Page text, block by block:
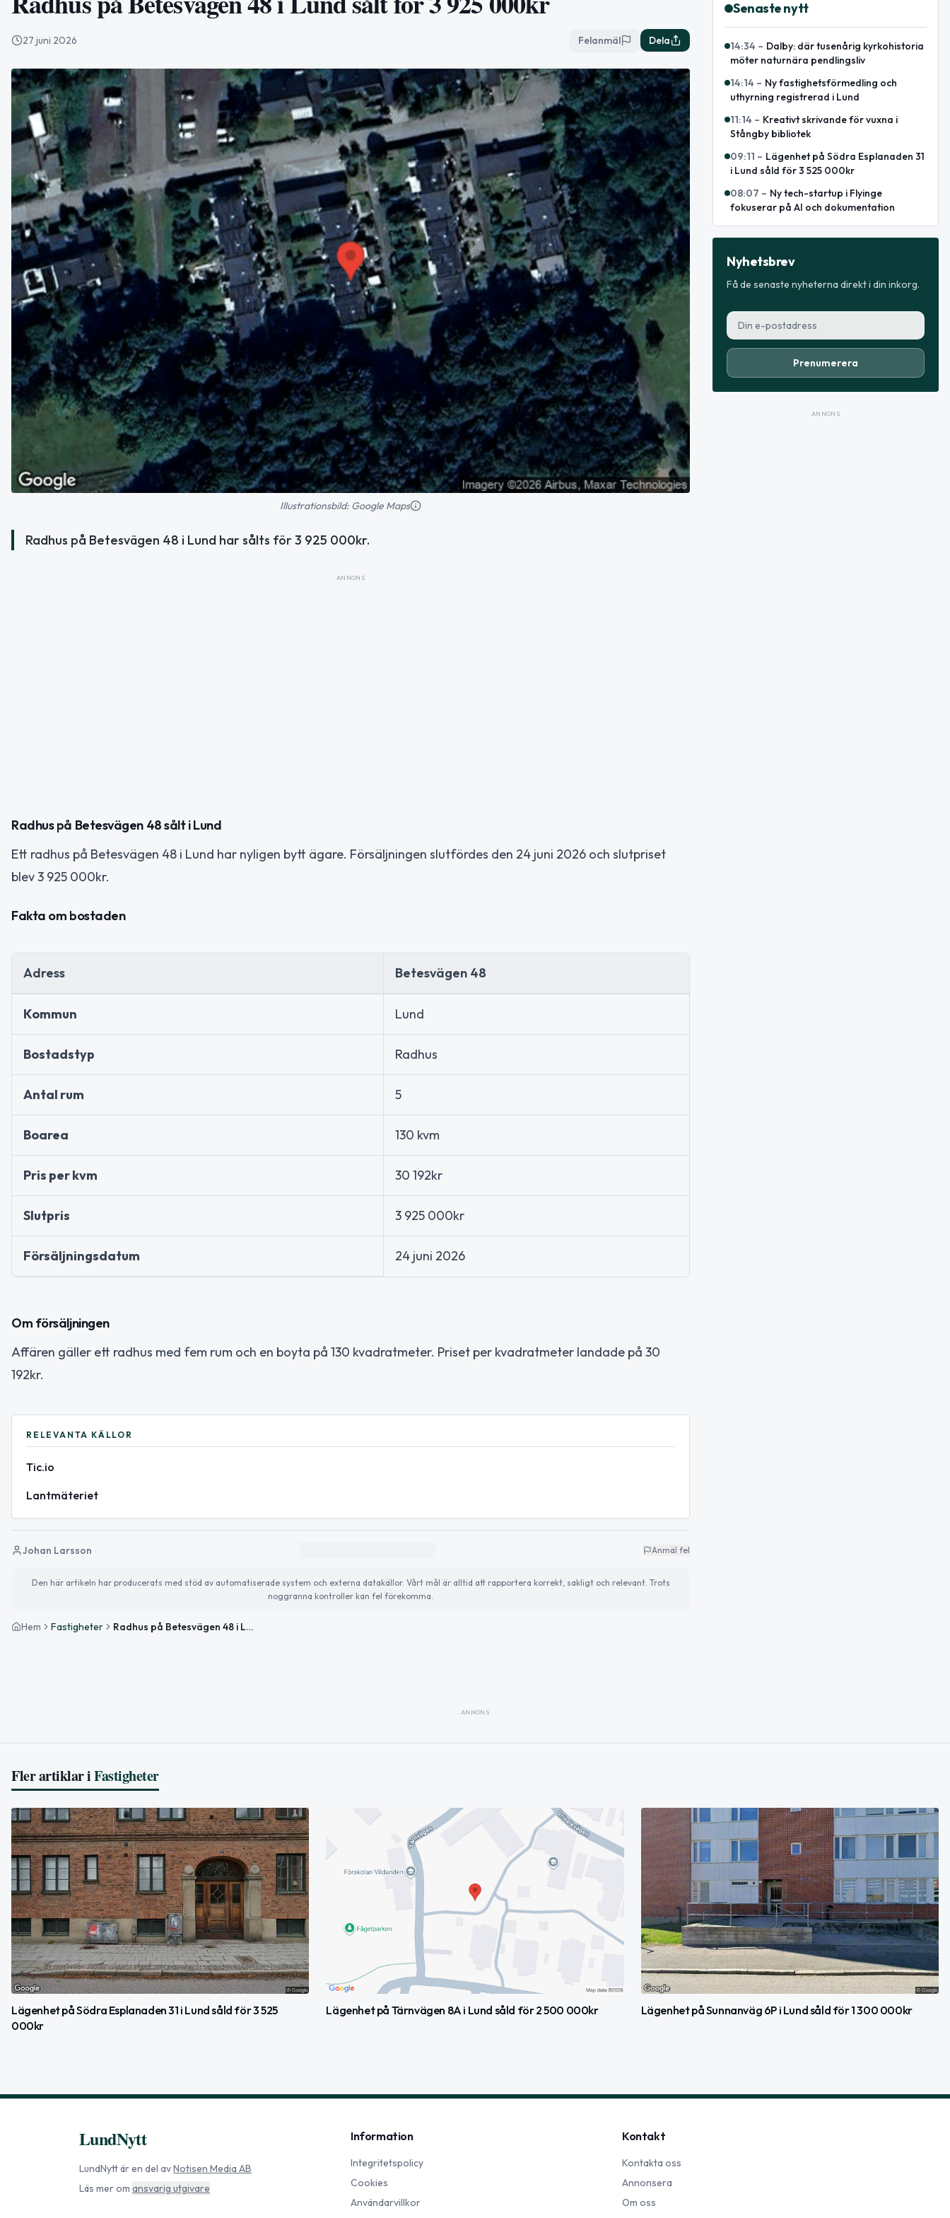
27 juni 2026 Felanmäl Dela
Illustrationsbild: Google Maps
Radhus på Betesvägen 48 i Lund har sålts för 3 925 000kr.
ANNONS
Radhus på Betesvägen 48 sålt i Lund
Ett radhus på Betesvägen 48 i Lund har nyligen bytt ägare. Försäljningen slutfördes den 24 juni 2026 och slutpriset
blev 3 925 000kr.
Fakta om bostaden
Adress Betesvägen 48
Kommun Lund
Bostadstyp Radhus
Antal rum 5
Boarea 130 kvm
Pris per kvm 30 192kr
Slutpris 3 925 000kr
Försäljningsdatum 24 juni 2026
Om försäljningen
Affären gäller ett radhus med fem rum och en boyta på 130 kvadratmeter. Priset per kvadratmeter landade på 30
192kr.
RELEVANTA KÄLLOR
Tic.io
Lantmäteriet
Johan Larsson Anmäl fel
Den här artikeln har producerats med stöd av automatiserade system och externa datakällor. Vårt mål är alltid att rapportera korrekt, sakligt och relevant. Trots
noggranna kontroller kan fel förekomma.
Hem Fastigheter Radhus på Betesvägen 48 i Lund sålt för 3 925 000kr
Senaste nytt
14:34 – Dalby: där tusenårig kyrkohistoria
möter naturnära pendlingsliv
14:14 – Ny fastighetsförmedling och
uthyrning registrerad i Lund
11:14 – Kreativt skrivande för vuxna i
Stångby bibliotek
09:11 – Lägenhet på Södra Esplanaden 31
i Lund såld för 3 525 000kr
08:07 – Ny tech-startup i Flyinge
fokuserar på AI och dokumentation
Nyhetsbrev
Få de senaste nyheterna direkt i din inkorg.
Prenumerera
ANNONS
ANNONS
Fler artiklar iFastigheter
Lägenhet på Södra Esplanaden 31 i Lund såld för 3 525
000kr
Lägenhet på Tärnvägen 8A i Lund såld för 2 500 000kr Lägenhet på Sunnanväg 6P i Lund såld för 1 300 000kr
LundNytt
LundNyttär en del avNotisen Media AB
Läs mer om ansvarig utgivare
Information
Integritetspolicy
Cookies
Användarvillkor
Kontakt
Kontakta oss
Annonsera
Om oss